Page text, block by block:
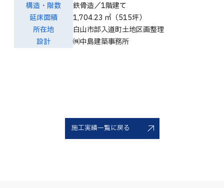
構造・階数
鉄骨造／1階建て
延床面積
1,704.23 ㎡（515坪）
所在地
白山市部入道町土地区画整理
設計
㈱中島建築事務所
施工実績一覧に戻る